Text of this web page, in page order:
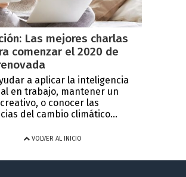
Las mejores charlas
comenzar el 2020 de
a aplicar la inteligencia
en trabajo, mantener un
o conocer las
del cambio climático...
VOLVER AL INICIO